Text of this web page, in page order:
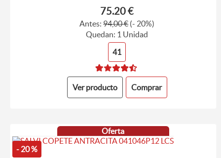
75.20 €
Antes:94,00 €(- 20%)
Quedan: 1 Unidad
41
Ver producto Comprar
Oferta
- 20 %